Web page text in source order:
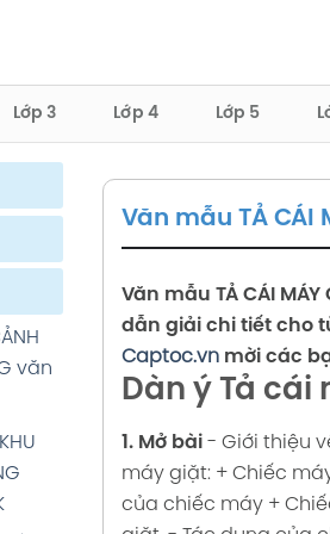
Lớp 3 Lớp 4 Lớp 5
Việt 5
5 tập
5
TẢ
5
văn
Văn mẫu TẢ CÁI
Văn mẫu TẢ CÁI MÁY
dẫn giải chi tiết cho
Captoc.vn mời các
Dàn ý Tả
1. Mở bài - Giới thiệu
máy giặt: + Chiếc
của chiếc máy +